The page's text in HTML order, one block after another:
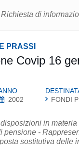
di
PRASSI
Covip 16
2002
FONDI
in
pensione -
sostitutiva delle